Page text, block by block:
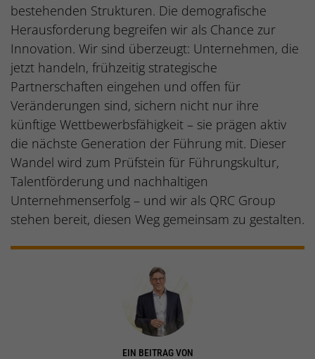
bestehenden Strukturen. Die demografische
Herausforderung begreifen wir als Chance zur
Innovation. Wir sind überzeugt: Unternehmen, die
jetzt handeln, frühzeitig strategische
Partnerschaften eingehen und offen für
Veränderungen sind, sichern nicht nur ihre
künftige Wettbewerbsfähigkeit – sie prägen aktiv
die nächste Generation der Führung mit. Dieser
Wandel wird zum Prüfstein für Führungskultur,
Talentförderung und nachhaltigen
Unternehmenserfolg – und wir als QRC Group
stehen bereit, diesen Weg gemeinsam zu gestalten.
EIN BEITRAG VON